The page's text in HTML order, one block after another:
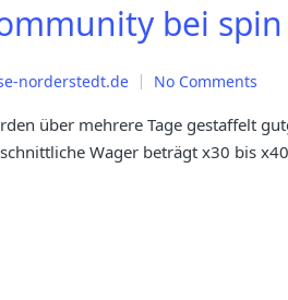
bei spin
norderstedt.de No Comments
über mehrere Tage gestaffelt
Wager beträgt x30 bis